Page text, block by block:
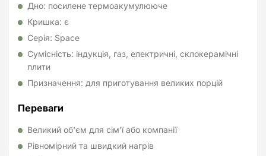
Дно: посилене термоакумулююче
Кришка: є
Серія: Space
Сумісність: індукція, газ, електричні, склокерамічні
плити
Призначення: для приготування великих порцій
Переваги
Великий об’єм для сім’ї або компанії
Рівномірний та швидкий нагрів